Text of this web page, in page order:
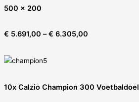
500 x 200
€ 5.691,00 –€ 6.305,00
10x Calzio Champion 300 Voetbaldoel